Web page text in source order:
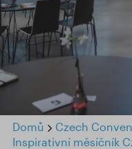
Domů Czech
Inspirativní měsíčník